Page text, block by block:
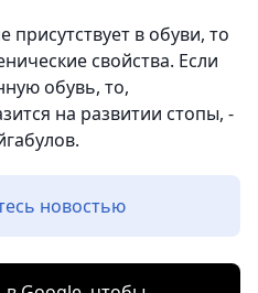
присутствует в обуви, то
свойства. Если
обувь, то,
на развитии стопы, -
новостью